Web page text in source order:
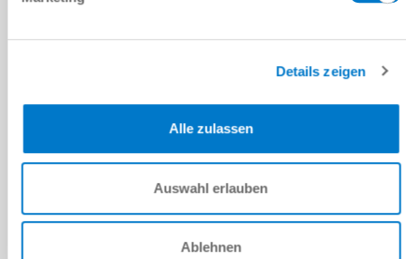
Details zeigen
Alle zulassen
Auswahl erlauben
Ablehnen
HWR2040L
TK 40
4 [Numero di passaggi]